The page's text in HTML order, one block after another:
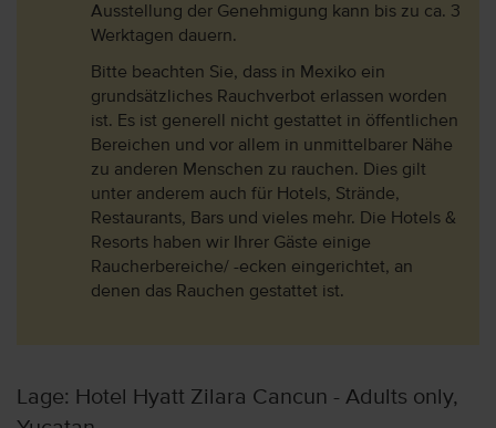
Ausstellung der Genehmigung kann bis zu ca. 3
Werktagen dauern.
Bitte beachten Sie, dass in Mexiko ein
grundsätzliches Rauchverbot erlassen worden
ist. Es ist generell nicht gestattet in öffentlichen
Bereichen und vor allem in unmittelbarer Nähe
zu anderen Menschen zu rauchen. Dies gilt
unter anderem auch für Hotels, Strände,
Restaurants, Bars und vieles mehr. Die Hotels &
Resorts haben wir Ihrer Gäste einige
Raucherbereiche/ -ecken eingerichtet, an
denen das Rauchen gestattet ist.
Lage: Hotel Hyatt Zilara Cancun - Adults only,